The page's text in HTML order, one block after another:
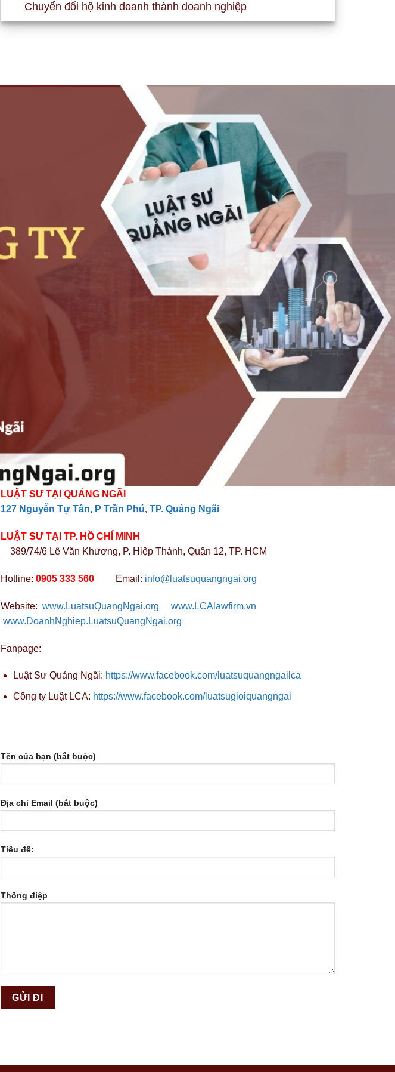
Chuyển đổi hộ kinh doanh thành doanh nghiệp
LUẬT SƯ TẠI QUẢNG NGÃI
127 Nguyễn Tự Tân, P Trần Phú, TP. Quảng Ngãi
LUẬT SƯ TẠI TP. HỒ CHÍ MINH
389/74/6 Lê Văn Khương, P. Hiệp Thành, Quận 12, TP. HCM
Hotline: 0905 333 560 Email: info@luatsuquangngai.org
Website: www.LuatsuQuangNgai.org
www.LCAlawfirm.vn
www.DoanhNghiep.LuatsuQuangNgai.org
Fanpage:
Luật Sư Quảng Ngãi: https://www.facebook.com/luatsuquangngailca
Công ty Luật LCA: https://www.facebook.com/luatsugioiquangngai
Tên của bạn (bắt buộc)
Địa chỉ Email (bắt buộc)
Tiêu đề:
Thông điệp